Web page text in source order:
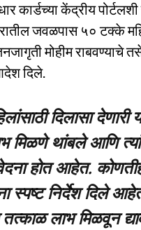
कार्डच्या केंद्रीय
जवळपास ५० टक्के
मोहीम राबवण्याचे
दिले.
दिलासा
मिळणे थांबले आणि
होत आहेत.
स्पष्ट निर्देश दिले
लाभ मिळवून